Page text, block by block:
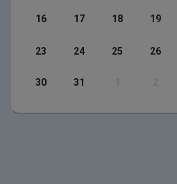
16 17 18 19
23 24 25 26
30 31